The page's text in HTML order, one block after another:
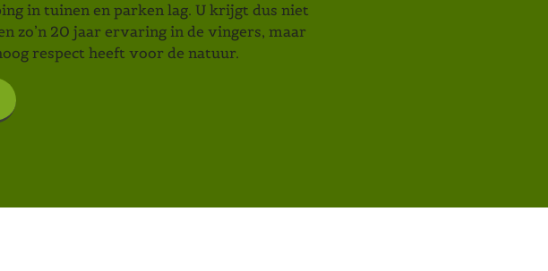
in tuinen en parken lag. U krijgt dus niet
zo’n 20 jaar ervaring in de vingers, maar
respect heeft voor de natuur.